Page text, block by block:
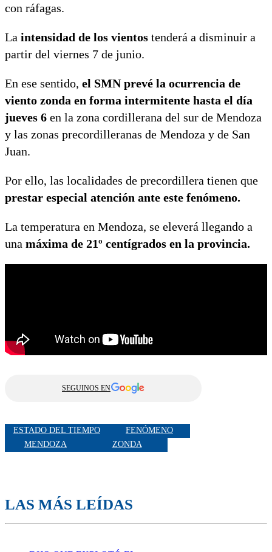
con ráfagas.
La intensidad de los vientos tenderá a disminuir a
partir del viernes 7 de junio.
En ese sentido, el SMN prevé la ocurrencia de
viento zonda en forma intermitente hasta el día
jueves 6 en la zona cordillerana del sur de Mendoza
y las zonas precordilleranas de Mendoza y de San
Juan.
Por ello, las localidades de precordillera tienen que
prestar especial atención ante este fenómeno.
La temperatura en Mendoza, se eleverá llegando a
una máxima de 21º centígrados en la provincia.
SEGUINOS EN
ESTADO DEL TIEMPO
FENÓMENO
MENDOZA
ZONDA
LAS MÁS LEÍDAS